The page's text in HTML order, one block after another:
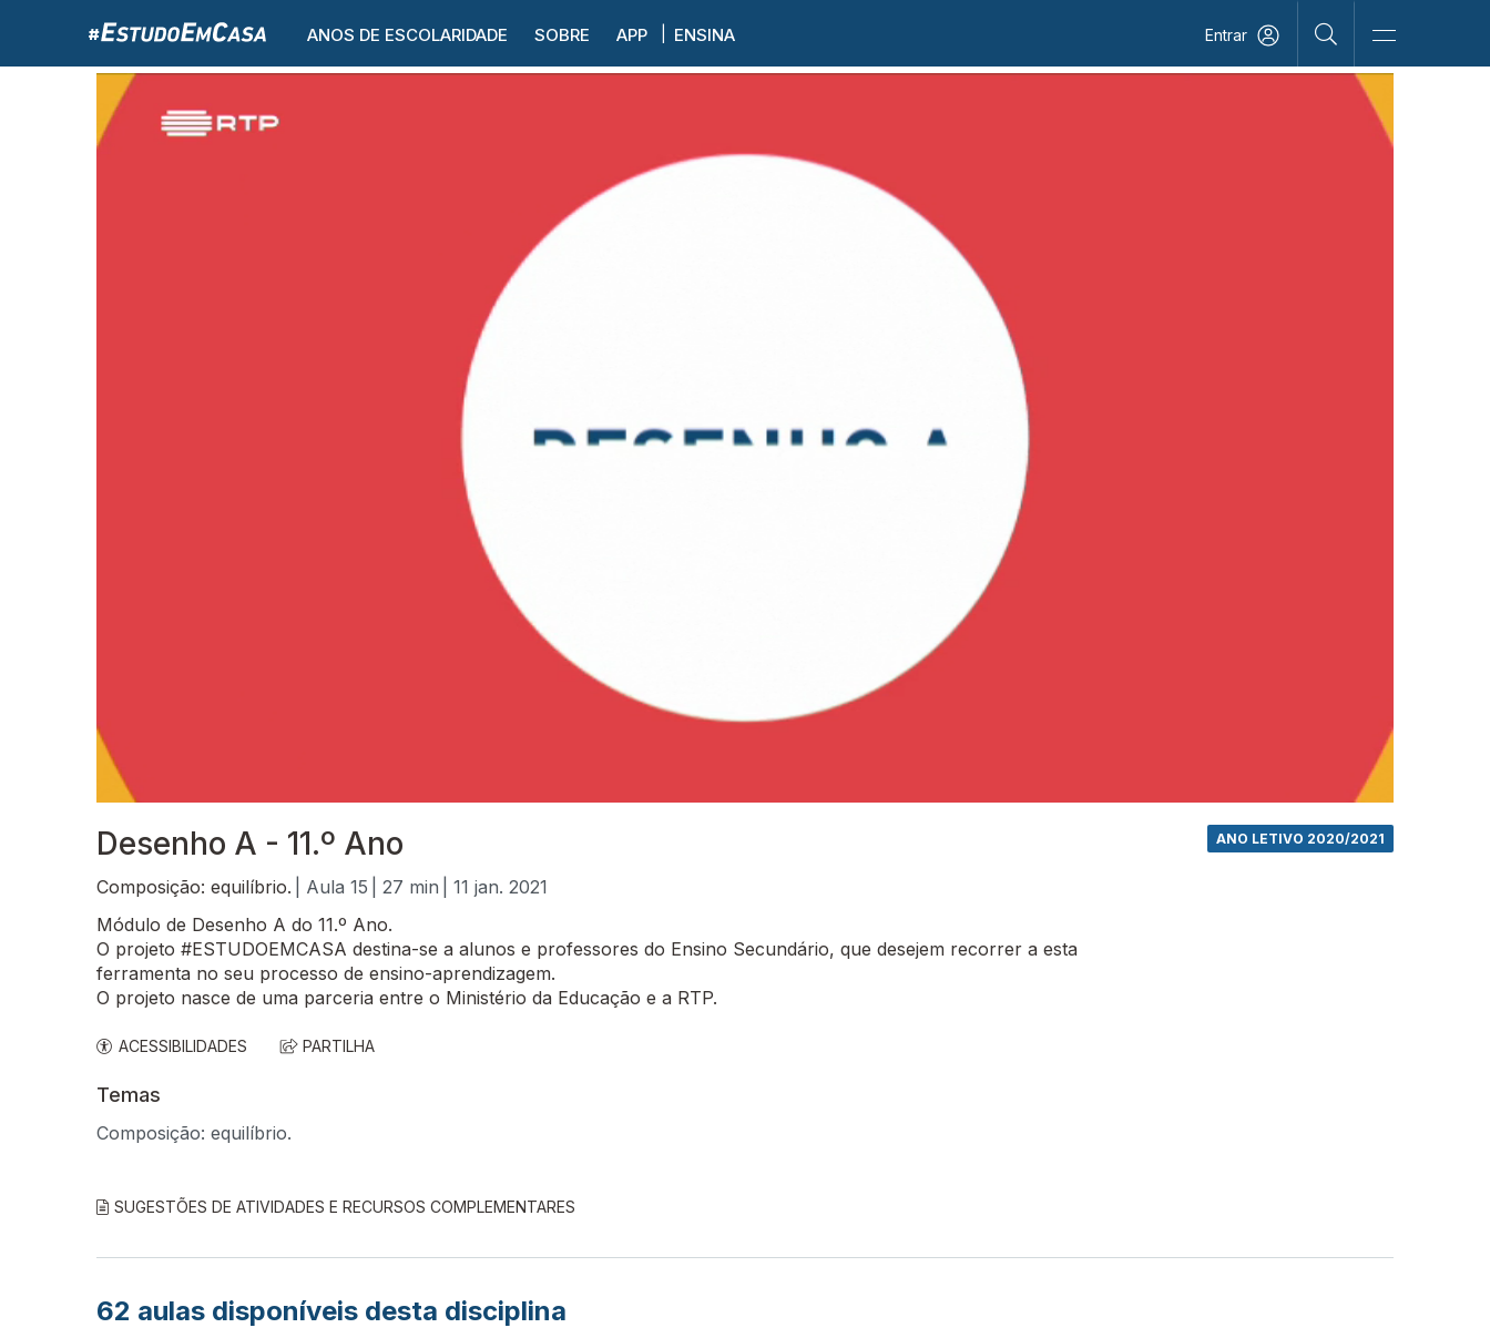
ANOS DE ESCOLARIDADE SOBRE APP ENSINA Entrar
Desenho A - 11.º Ano
Composição: equilíbrio. | Aula 15 | 27 min | 11 jan. 2021
ANO LETIVO 2020/2021
Módulo de Desenho A do 11.º Ano.
O projeto #ESTUDOEMCASA destina-se a alunos e professores do Ensino Secundário, que desejem recorrer a esta
ferramenta no seu processo de ensino-aprendizagem.
O projeto nasce de uma parceria entre o Ministério da Educação e a RTP.
ACESSIBILIDADES PARTILHA
Temas
Composição: equilíbrio.
SUGESTÕES DE ATIVIDADES E RECURSOS COMPLEMENTARES
62 aulas disponíveis desta disciplina